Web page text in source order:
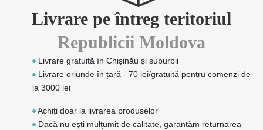
Livrare pe întreg teritoriul
Republicii Moldova
Livrare gratuită în Chișinău și suburbii
Livrare oriunde în țară - 70 lei/gratuită pentru comenzi de
la 3000 lei
Achiți doar la livrarea produselor
Dacă nu eşti mulţumit de calitate, garantăm returnarea